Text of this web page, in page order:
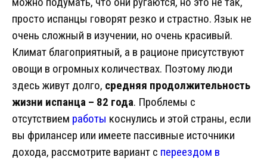
просто испанцы говорят резко и страстно. Язык не
очень сложный в изучении, но очень красивый.
Климат благоприятный, а в рационе присутствуют
овощи в огромных количествах. Поэтому люди
здесь живут долго, средняя продолжительность
жизни испанца – 82 года. Проблемы с
отсутствием работы коснулись и этой страны, если
вы фрилансер или имеете пассивные источники
дохода, рассмотрите вариант с переездом в